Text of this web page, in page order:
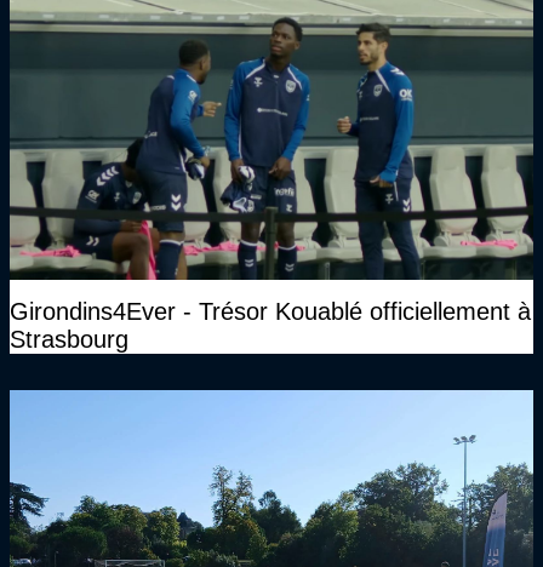
Girondins4Ever - Trésor Kouablé officiellement à
Strasbourg